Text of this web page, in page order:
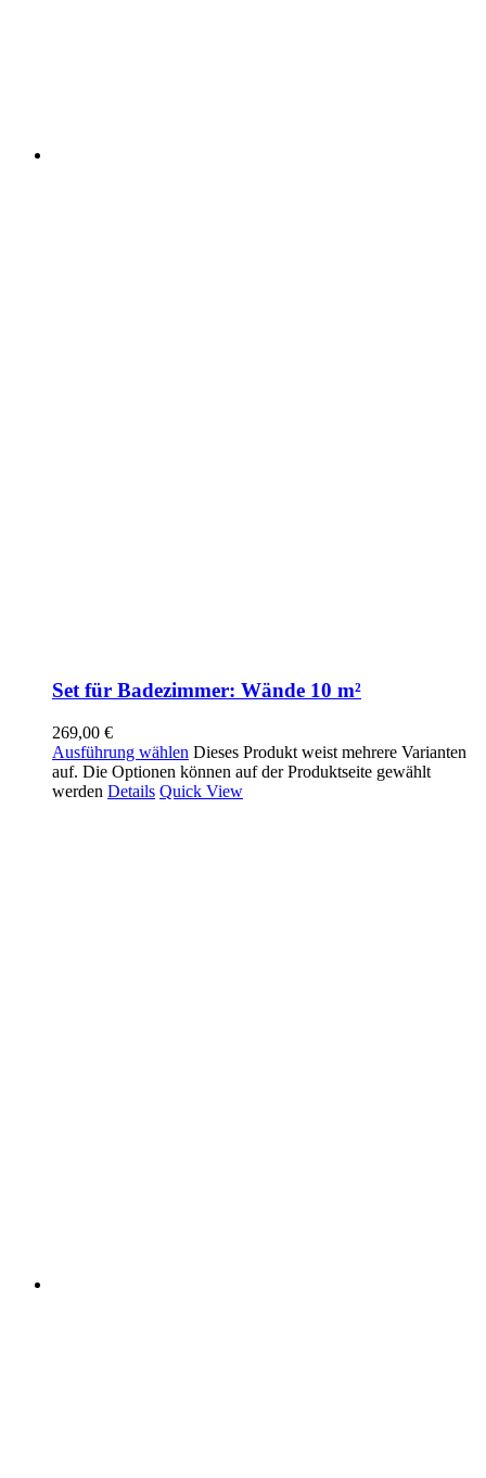
Set für Badezimmer: Wände 10 m²
269,00 €
Ausführung wählen Dieses Produkt weist mehrere Varianten
auf. Die Optionen können auf der Produktseite gewählt
werden Details Quick View